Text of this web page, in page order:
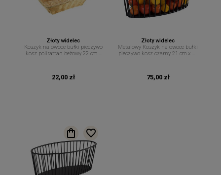
Złoty widelec
Koszyk na owoce bułki pieczywo
kosz polirattan beżowy 22 cm x
22,00 zł
Złoty widelec
Metalowy Koszyk na owoce bułki
pieczywo kosz czarny 21 cm x 10
75,00 zł